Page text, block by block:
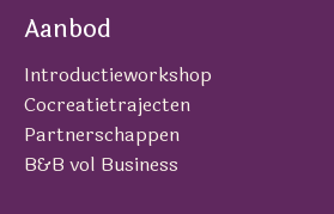
Aanbod
Introductieworkshop
Cocreatietrajecten
Partnerschappen
B&B vol Business